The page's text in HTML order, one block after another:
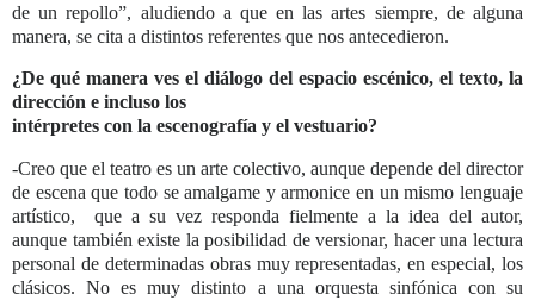
de un repollo”, aludiendo a que en las artes siempre, de alguna
manera, se cita a distintos referentes que nos antecedieron.
¿De qué manera ves el diálogo del espacio escénico, el texto, la
dirección e incluso los
intérpretes con la escenografía y el vestuario?
-Creo que el teatro es un arte colectivo, aunque depende del director
de escena que todo se amalgame y armonice en un mismo lenguaje
artístico, que a su vez responda fielmente a la idea del autor,
aunque también existe la posibilidad de versionar, hacer una lectura
personal de determinadas obras muy representadas, en especial, los
clásicos. No es muy distinto a una orquesta sinfónica con su